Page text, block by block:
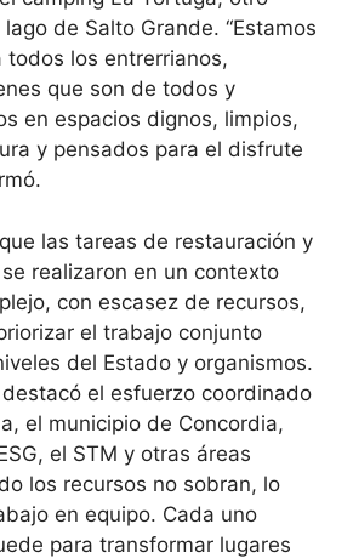
de Salto Grande. “Estamos
los entrerrianos,
que son de todos y
en espacios dignos, limpios,
y pensados para el disfrute
las tareas de restauración y
realizaron en un contexto
con escasez de recursos,
el trabajo conjunto
del Estado y organismos.
el esfuerzo coordinado
el municipio de Concordia,
el STM y otras áreas
los recursos no sobran, lo
en equipo. Cada uno
para transformar lugares